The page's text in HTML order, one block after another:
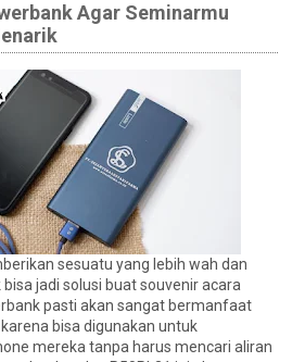
Agar Seminarmu
sesuatu yang lebih wah dan
jadi solusi buat souvenir acara
pasti akan sangat bermanfaat
bisa digunakan untuk
mereka tanpa harus mencari aliran